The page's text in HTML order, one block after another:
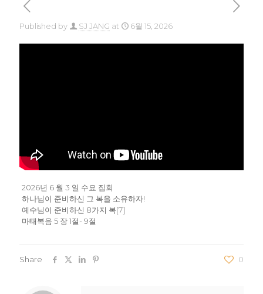
Published by SJ JANG at 6월 15, 2026
2026년 6 월 3 일 수요 집회
하나님이 준비하신 그 복을 소유하자!
예수님이 준비하신 8가지 복[7]
마태복음 5 장 1절- 9절
Share 0